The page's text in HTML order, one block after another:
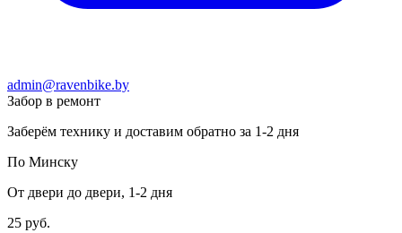
admin@ravenbike.by
Забор в ремонт
Заберём технику и доставим обратно за 1-2 дня
По Минску
От двери до двери, 1-2 дня
25 руб.